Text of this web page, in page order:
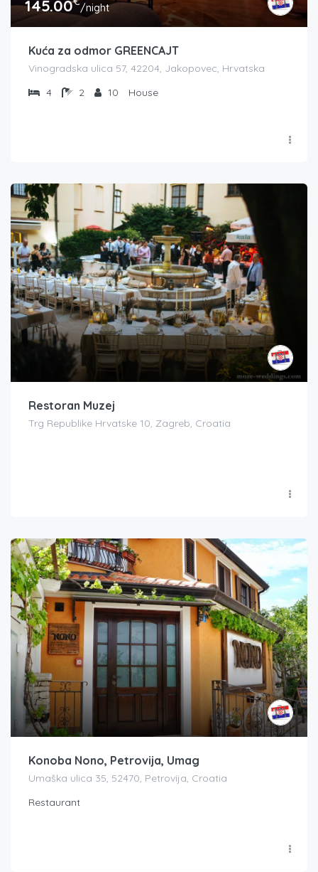
145.00 /night
Kuća za odmor GREENCAJT
Vinogradska ulica 57, 42204, Jakopovec, Hrvatska
4
2 10 House
Restoran Muzej
Trg Republike Hrvatske 10, Zagreb, Croatia
Konoba Nono, Petrovija, Umag
Umaška ulica 35, 52470, Petrovija, Croatia
Restaurant